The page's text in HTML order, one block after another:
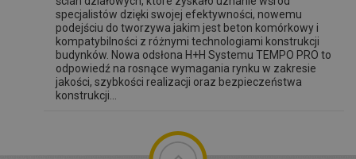
specjalistów dzięki swojej efektywności, nowemu
podejściu do tworzywa jakim jest beton komórkowy i
kompatybilności z różnymi technologiami konstrukcji
budynków. Nowa odsłona H+H Systemu TEMPO PRO to
odpowiedź na rosnące wymagania rynku w zakresie
jakości, szybkości realizacji oraz bezpieczeństwa
konstrukcji...